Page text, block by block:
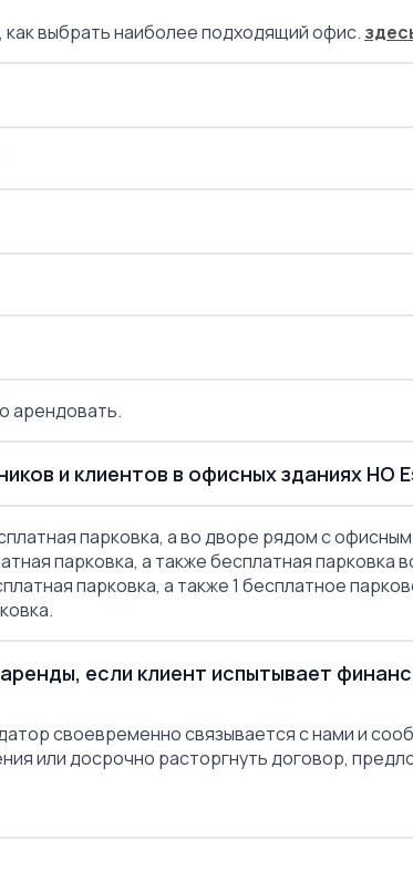
выбрать наиболее подходящий офис.
арендовать.
и клиентов в офисных зданиях HO
парковка, а во дворе рядом с
парковка, а также бесплатная
парковка, а также 1 бесплатное
если клиент испытывает
своевременно связывается с нами и
или досрочно расторгнуть договор,